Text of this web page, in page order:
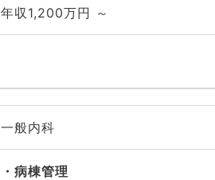
年収1,200万円 ～
一般内科
病棟管理